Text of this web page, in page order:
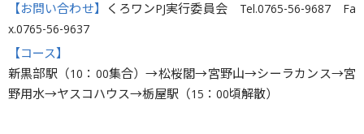
【お問い合わせ】 くろワンPJ実行委員会 Tel.0765-56-9687 Fa
x.0765-56-9637
【コース】
新黒部駅（10：00集合）→松桜閣→宮野山→シーラカンス→宮
野用水→ヤスコハウス→栃屋駅（15：00頃解散）